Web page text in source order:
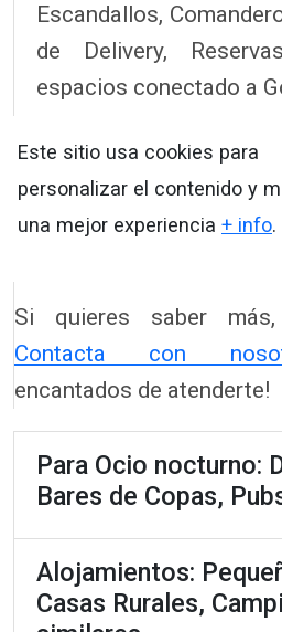
Escandallos,
de Delivery,
espacios conectado a
Para atendere a
Sistema de
Gestión de Ventas.
Si quieres saber
Contacta con
encantados de atenderte!
Para Ocio nocturno:
Bares de Copas,
Alojamientos:
Casas Rurales,
Este sitio usa cookies para
personalizar el contenido y
una mejor experiencia + info.